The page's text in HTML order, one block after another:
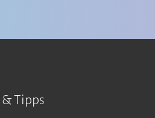
& Tipps